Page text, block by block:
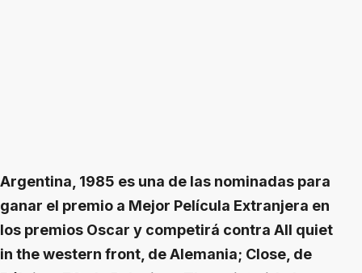
Argentina, 1985 es una de las nominadas para
ganar el premio a Mejor Película Extranjera en
los premios Oscar y competirá contra All quiet
in the western front, de Alemania; Close, de